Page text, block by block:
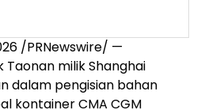
/PRNewswire/ —
milik Shanghai
dalam pengisian bahan
kontainer CMA CGM